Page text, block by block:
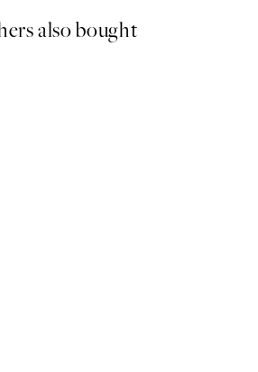
also bought